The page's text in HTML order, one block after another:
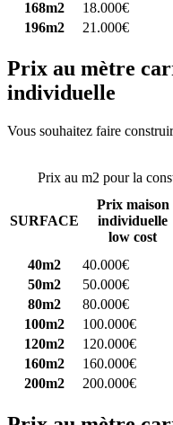
168m2
18.000€
196m2
21.000€
Prix au mètre
individuelle
Vous souhaitez faire
Prix au m2 pour la
SURFACE
Prix maison
individuelle
low cost
40m2
40.000€
50m2
50.000€
80m2
80.000€
100m2
100.000€
120m2
120.000€
160m2
160.000€
200m2
200.000€